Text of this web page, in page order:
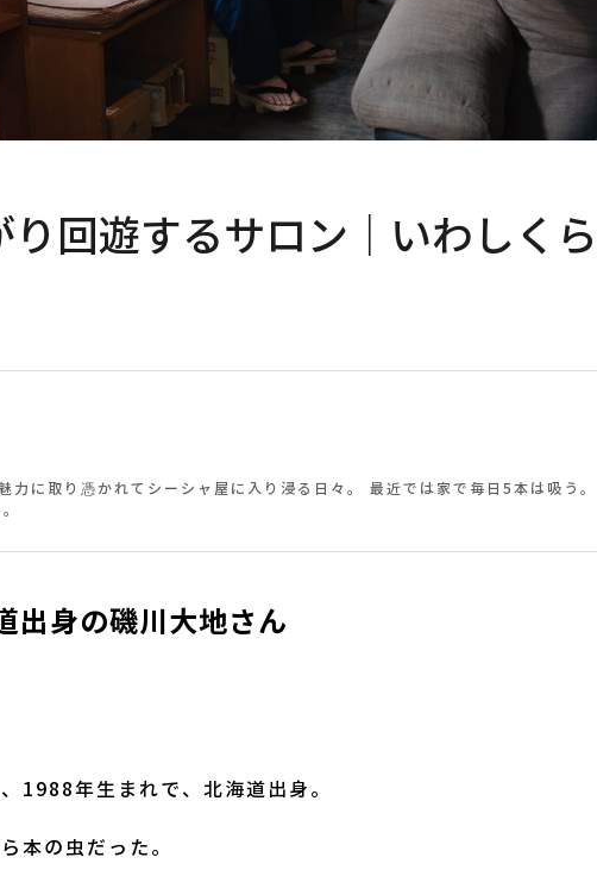
回遊するサロン｜いわしく
力に取り憑かれてシーシャ屋に入り浸る日々。 最近では家で毎日5本は吸う
出身の磯川大地さん
1988年生まれで、北海道出身。
本の虫だった。